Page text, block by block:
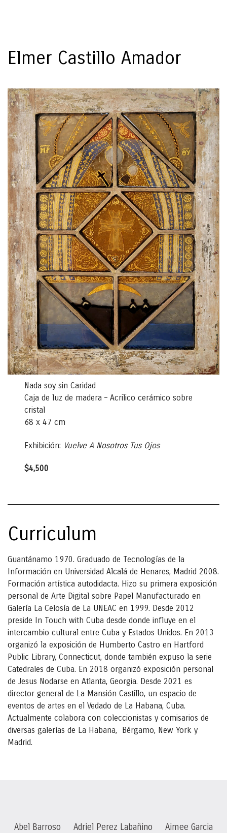
Elmer Castillo Amador
Nada soy sin Caridad
Caja de luz de madera – Acrilico cerámico sobre
cristal
68 x 47 cm
Exhibición: Vuelve A Nosotros Tus Ojos
$4,500
Curriculum
Guantánamo 1970. Graduado de Tecnologías de la
Información en Universidad Alcalá de Henares, Madrid 2008.
Formación artística autodidacta. Hizo su primera exposición
personal de Arte Digital sobre Papel Manufacturado en
Galería La Celosía de La UNEAC en 1999. Desde 2012
preside In Touch with Cuba desde donde influye en el
intercambio cultural entre Cuba y Estados Unidos. En 2013
organizó la exposición de Humberto Castro en Hartford
Public Library, Connecticut, donde también expuso la serie
Catedrales de Cuba. En 2018 organizó exposición personal
de Jesus Nodarse en Atlanta, Georgia. Desde 2021 es
director general de La Mansión Castillo, un espacio de
eventos de artes en el Vedado de La Habana, Cuba.
Actualmente colabora con coleccionistas y comisarios de
diversas galerías de La Habana, Bérgamo, New York y
Madrid.
Abel Barroso Adriel Perez Labañino Aimee Garcia